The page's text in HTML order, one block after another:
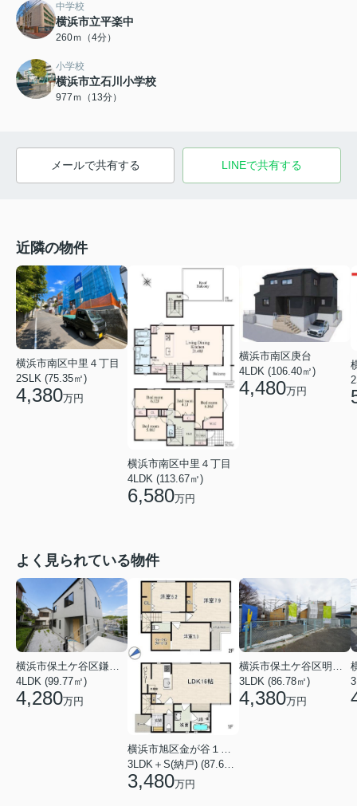
中学校
横浜市立平楽中
260ｍ（4分）
小学校
横浜市立石川小学校
977ｍ（13分）
メールで共有する LINEで共有する
近隣の物件
横浜市南区中里４丁目
2SLK (75.35㎡)
4,380万円
横浜市南区中里４丁目
4LDK (113.67㎡)
6,580万円
横浜市南区庚台
4LDK (106.40㎡)
4,480万円
よく見られている物件
4LDK (99.77㎡)
4,280万円
横浜市旭区金が谷１丁目
3LDK＋S(納戸) (87.61㎡)
3,480万円
3LDK (86.78㎡)
4,380万円